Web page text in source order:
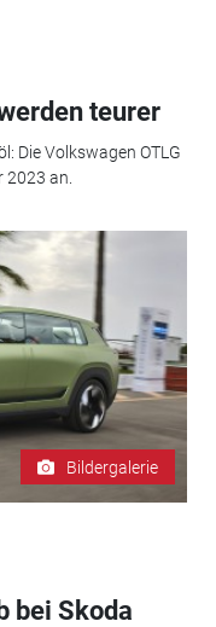
teurer
Die Volkswagen OTLG
2023 an.
Bildergalerie
bei Skoda